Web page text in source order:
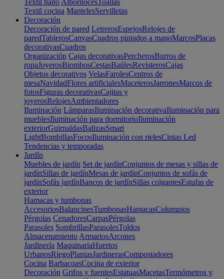
Textil baño AlbornocesToallas
Textil cocina MantelesServilletas
Decoración
Decoración de pared LetrerosEspejosRelojes de
paredTablerosCanvasCuadros pintados a manoMarcosPlacas
decorativasCuadros
Organización Cajas decorativasPercherosBurros de
ropaJoyerosBiombosCestasBaúlesRevisterosCajas
Objetos decorativos VelasFarolesCentros de
mesaNavidadFlores artificialesMaceterosJarronesMarcos de
fotosFiguras decorativasCajitas y
joyerosRelojesAmbientadores
Iluminación LámparasIluminación decorativaIluminación para
mueblesIluminación para dormitorioIluminación
exteriorGuirnaldasBalizasSmart
LightBombillasFocosIluminación con rielesCintas Led
Tendencias y temporadas
Jardín
Muebles de jardín Set de jardínConjuntos de mesas y sillas de
jardínSillas de jardínMesas de jardínConjuntos de sofás de
jardínSofás jardínBancos de jardínSillas colgantesEstufas de
exterior
Hamacas y tumbonas
AccesoriosBalancinesTumbonasHamacasColumpios
Pérgolas CenadoresCarpasPérgolas
Parasoles SombrillasParasolesToldos
Almacenamiento ArmariosArcones
Jardinería MaquinariaHuertos
UrbanosRiegoPlantasJardinerasCompostadores
Cocina BarbacoasCocina de exterior
Decoración Grifos y fuentesEstatuasMacetasTermómetros y